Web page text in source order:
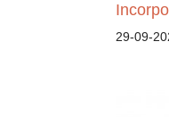
29-09-